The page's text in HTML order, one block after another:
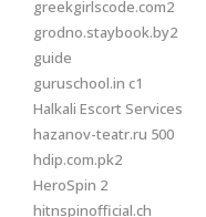
greekgirlscode.com2
grodno.staybook.by2
guide
guruschool.in c1
Halkali Escort Services
hazanov-teatr.ru 500
hdip.com.pk2
HeroSpin 2
hitnspinofficial.ch